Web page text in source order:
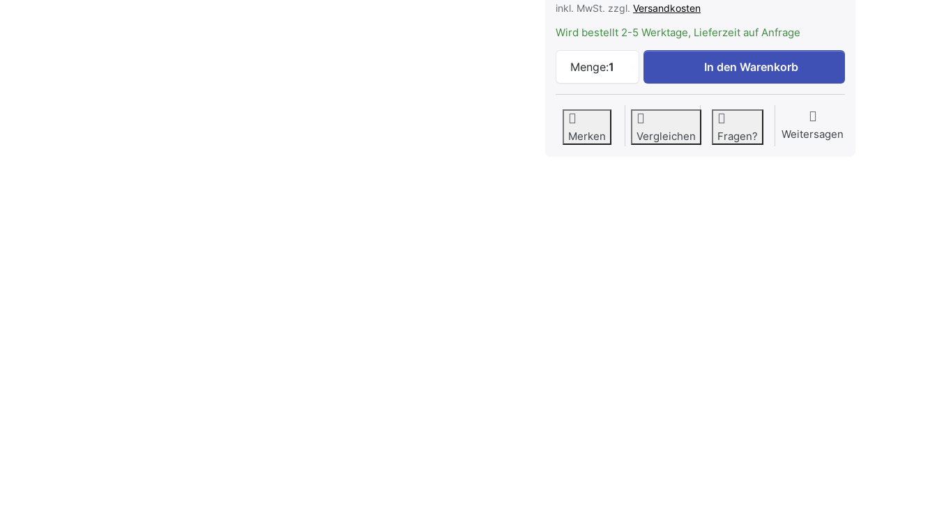
inkl. MwSt. zzgl. Versandkosten
Wird bestellt 2-5 Werktage, Lieferzeit auf Anfrage
Menge:1
Berger & Lanz HS Hot Stone Set zu CHF 41.90, Menge 1.
In den Warenkorb
Merken Vergleichen Fragen? Weitersagen